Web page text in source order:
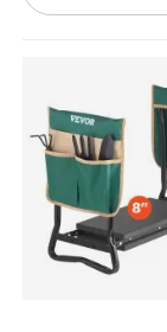
sabbiatrice psi
aspirazione
levigatrice